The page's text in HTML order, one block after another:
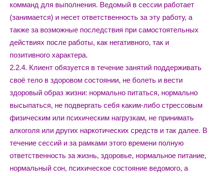
комманд для выполнения. Ведомый в сессии работает
(занимается) и несет ответственность за эту работу, а
также за возможные последствия при самостоятельных
действиях после работы, как негативного, так и
позитивного характера.
2.2.4. Клиент обязуется в течение занятий поддерживать
своё тело в здоровом состоянии, не болеть и вести
здоровый образ жизни: нормально питаться, нормально
высыпаться, не подвергать себя каким-либо стрессовым
физическим или психическим нагрузкам, не принимать
алкоголя или других наркотических средств и так далее. В
течение сессий и за рамками этого времени полную
ответственность за жизнь, здоровье, нормальное питание,
нормальный сон, психическое состояние ведомого, а